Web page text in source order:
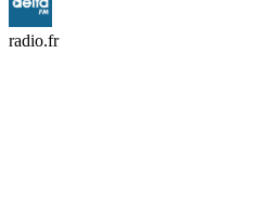
radio.fr